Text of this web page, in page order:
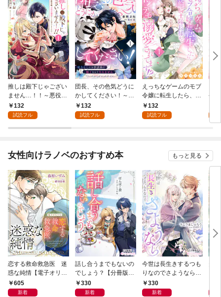
推しは殿下じゃござい
ません…！！～悪役令
嬢、甘攻め溺愛ルート
に突入しました！？～
132
試読フル
団長、その色気どうに
かしてください！～魔
力なしのお世話係は魅
了なんてされません～
132
試読フル
えっちなゲームのモブ
令嬢に転生したら、絶
倫騎士隊長様からトン
デモ溺愛されてま
132
試読フル
令
デ
す
女性向けラノベのおすすめ本 もっと見る
恋する救命救急医 迷
惑な純情【電子オリジ
ナル】
605
新着
話し合うまでもないの
でしょう？【分冊版】
1 330
新着
今世は長生きするつも
りなのでさようなら
【分冊版】1
330
新着